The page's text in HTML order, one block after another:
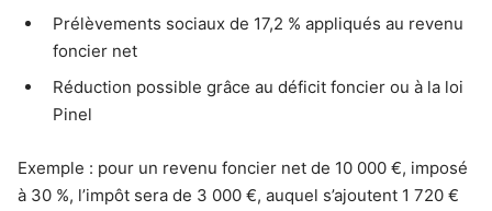
Prélèvements sociaux de 17,2 % appliqués au revenu
foncier net
Réduction possible grâce au déficit foncier ou à la loi
Pinel
Exemple : pour un revenu foncier net de 10 000 €, imposé
à 30 %, l’impôt sera de 3 000 €, auquel s’ajoutent 1 720 €